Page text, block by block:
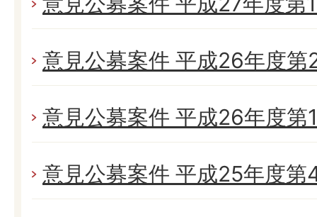
意見公募案件 平成26年度第
意見公募案件 平成26年度第
意見公募案件 平成25年度第